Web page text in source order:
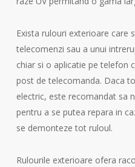
Exista rulouri exterioare care
telecomenzi sau a unui
chiar si o aplicatie pe telefon
post de telecomanda. Daca
electric, este recomandat sa
pentru a se putea repara in
se demonteze tot ruloul.
Rulourile exterioare ofera